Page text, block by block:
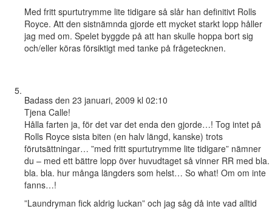
Med fritt spurtutrymme lite tidigare så slår han definitivt Rolls
Royce. Att den sistnämnda gjorde ett mycket starkt lopp håller
jag med om. Spelet byggde på att han skulle hoppa bort sig
och/eller köras försiktigt med tanke på frågetecknen.
Badass den 23 januari, 2009 kl 02:10
Tjena Calle!
Hålla farten ja, för det var det enda den gjorde…! Tog intet på
Rolls Royce sista biten (en halv längd, kanske) trots
förutsättningar… ”med fritt spurtutrymme lite tidigare” nämner
du – med ett bättre lopp över huvudtaget så vinner RR med bla.
bla. bla. hur många längders som helst… So what! Om om inte
fanns…!
”Laundryman fick aldrig luckan” och jag såg då inte vad alltid